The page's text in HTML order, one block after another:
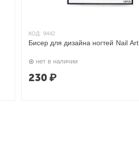
КОД: 9442
Бисер для дизайна ногтей Nail Art
нет в наличии
230 ₽